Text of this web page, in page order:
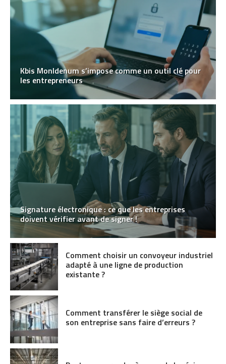
Kbis MonIdenum s’impose comme un outil clé pour
les entrepreneurs
Signature électronique : ce que les entreprises
doivent vérifier avant de signer !
Comment choisir un convoyeur industriel
adapté à une ligne de production
existante ?
Comment transférer le siège social de
son entreprise sans faire d’erreurs ?